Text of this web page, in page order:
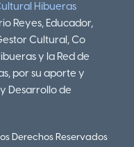
Hibueras
Reyes, Educador,
Cultural, Co
y la Red de
por su aporte y
Desarrollo de
Derechos Reservados